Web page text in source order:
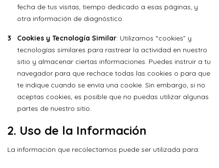
fecha de tus visitas, tiempo dedicado a esas páginas, y
otra información de diagnóstico.
Cookies y Tecnología Similar: Utilizamos “cookies” y
tecnologías similares para rastrear la actividad en nuestro
sitio y almacenar ciertas informaciones. Puedes instruir a tu
navegador para que rechace todas las cookies o para que
te indique cuando se envía una cookie. Sin embargo, si no
aceptas cookies, es posible que no puedas utilizar algunas
partes de nuestro sitio.
2. Uso de la Información
La información que recolectamos puede ser utilizada para: